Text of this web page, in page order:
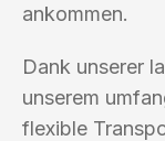
ankommen.
Dank unserer
unserem
flexible